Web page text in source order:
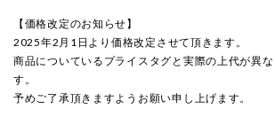
【価格改定のお知らせ】
2025年2月1日より価格改定させて頂きます。
商品についているプライスタグと実際の上代が異
す。
予めご了承頂きますようお願い申し上げます。